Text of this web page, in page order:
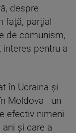
despre
faţă, parţial
de comunism,
pentru a
în Ucraina şi
Moldova - un
efectiv nimeni
şi care a